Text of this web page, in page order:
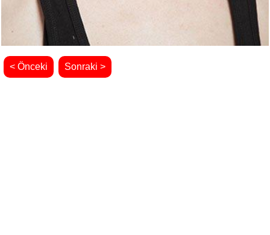
< Önceki Sonraki >